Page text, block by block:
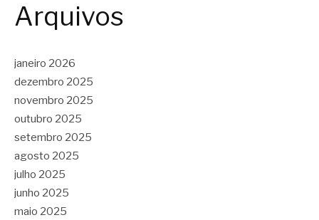
Arquivos
janeiro 2026
dezembro 2025
novembro 2025
outubro 2025
setembro 2025
agosto 2025
julho 2025
junho 2025
maio 2025